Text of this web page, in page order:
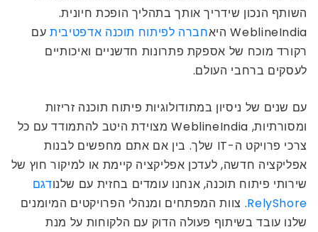
השותף הנכון שידריך אותך בתהליך הופכת חיונית.
WeblineIndia היא
חברה לפיתוח תוכנה אדפטיביתעם
רקורד מוכח של אספקת פתרונות חדשניים ואיכותיים
לעסקים ברחבי העולם.
עם שנים של ניסיון במתודולוגיות פיתוח תוכנה זריזות
ומסורתיות, WeblineIndia מצוידת היטב להתמודד עם כל
צרכי פרויקט ה-IT שלך. בין אם אתם מחפשים לבנות
אפליקציה חדשה, לעדכן אפליקציה קיימת או למיקור חוץ של
שירותי פיתוח תוכנה, אנחנו עומדים בחזית עם שלנודגם
RelyShore. צוות המפתחים ומנהלי הפרויקטים המיומנים
שלנו עובד בשיתוף פעולה הדוק עם הלקוחות על מנת